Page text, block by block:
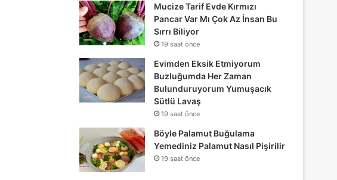
Mucize Tarif Evde Kırmızı
Pancar Var Mı Çok Az İnsan Bu
Sırrı Biliyor
19 saat önce
Evimden Eksik Etmiyorum
Buzluğumda Her Zaman
Bulunduruyorum Yumuşacık
Sütlü Lavaş
19 saat önce
Böyle Palamut Buğulama
Yemediniz Palamut Nasıl Pişirilir
19 saat önce